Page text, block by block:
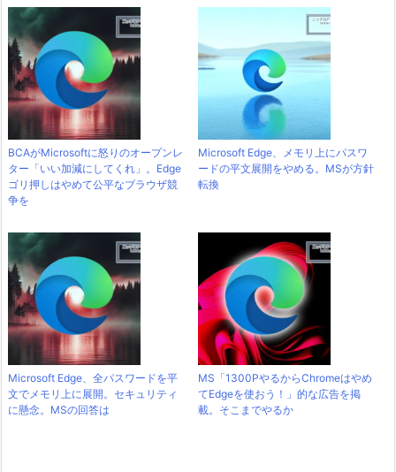
BCAがMicrosoftに怒りのオープンレ
ター「いい加減にしてくれ」。Edge
ゴリ押しはやめて公平なブラウザ競
争を
Microsoft Edge、メモリ上にパスワ
ードの平文展開をやめる。MSが方針
転換
Microsoft Edge、全パスワードを平
文でメモリ上に展開。セキュリティ
に懸念。MSの回答は
MS「1300PやるからChromeはやめ
てEdgeを使おう！」的な広告を掲
載。そこまでやるか